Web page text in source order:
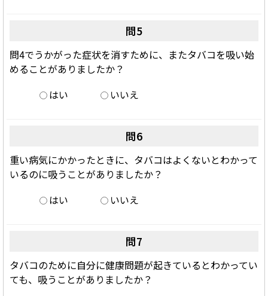
問5
問4でうかがった症状を消すために、またタバコを吸い始
めることがありましたか？
はい
いいえ
問6
重い病気にかかったときに、タバコはよくないとわかって
いるのに吸うことがありましたか？
はい
いいえ
問7
タバコのために自分に健康問題が起きているとわかってい
ても、吸うことがありましたか？